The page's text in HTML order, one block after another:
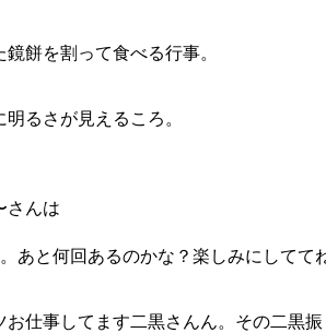
餅を割って食べる行事。
るさが見えるころ。
さんは
あと何回あるのかな？楽しみにしてて
お仕事してます二黒さんん。その二黒